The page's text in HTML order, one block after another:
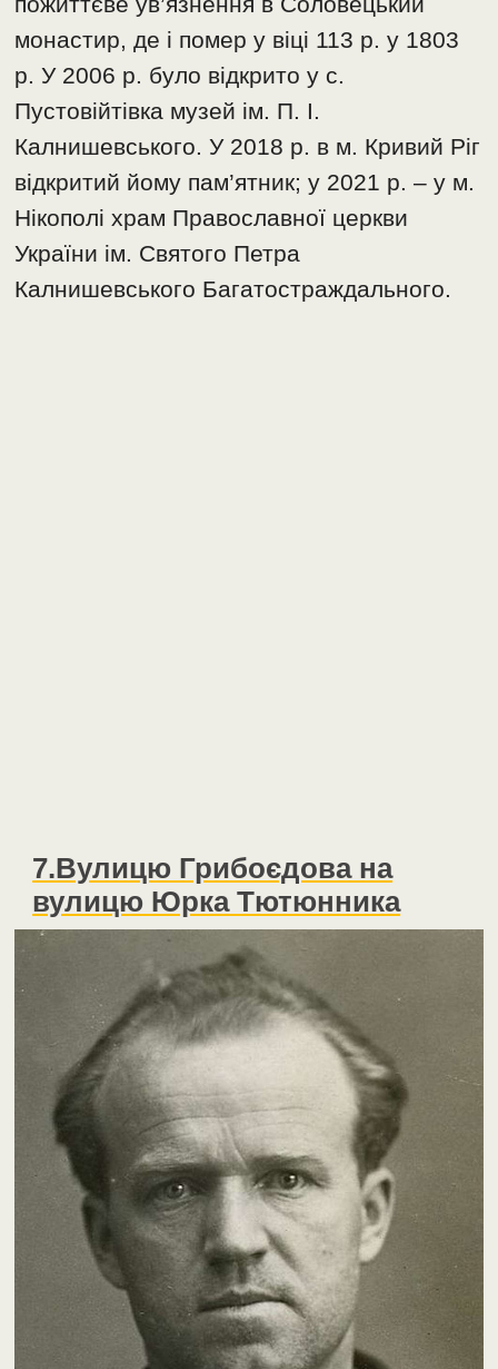
монастир, де і помер у віці 113 р. у 1803
р. У 2006 р. було відкрито у с.
Пустовійтівка музей ім. П. І.
Калнишевського. У 2018 р. в м. Кривий Ріг
відкритий йому пам’ятник; у 2021 р. – у м.
Нікополі храм Православної церкви
України ім. Святого Петра
Калнишевського Багатостраждального.
7.Вулицю Грибоєдова на
вулицю Юрка Тютюнника